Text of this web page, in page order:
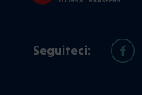
Seguiteci: